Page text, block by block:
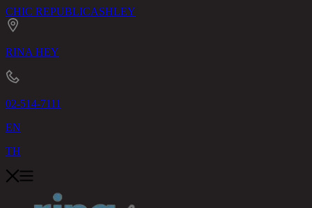
CHIC REPUBLICASHLEY
RINA HEY
02-514-7111
EN
TH